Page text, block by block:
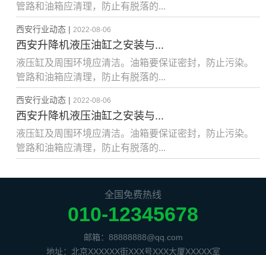
管路和油箱应清理，防止有脱落的...
西安行业动态 | 2022-08-06
西安升降机液压油缸之安装与...
液压缸及周围环境应清洁。油箱要保证密封，防止污染。
管路和油箱应清理，防止有脱落的...
西安行业动态 | 2022-08-06
西安升降机液压油缸之安装与...
液压缸及周围环境应清洁。油箱要保证密封，防止污染。
管路和油箱应清理，防止有脱落的...
全国免费热线
010-12345678
邮箱：88888888@qq.com
地址：北京XXXXXX街XXX号XXX大厦XXXXX室